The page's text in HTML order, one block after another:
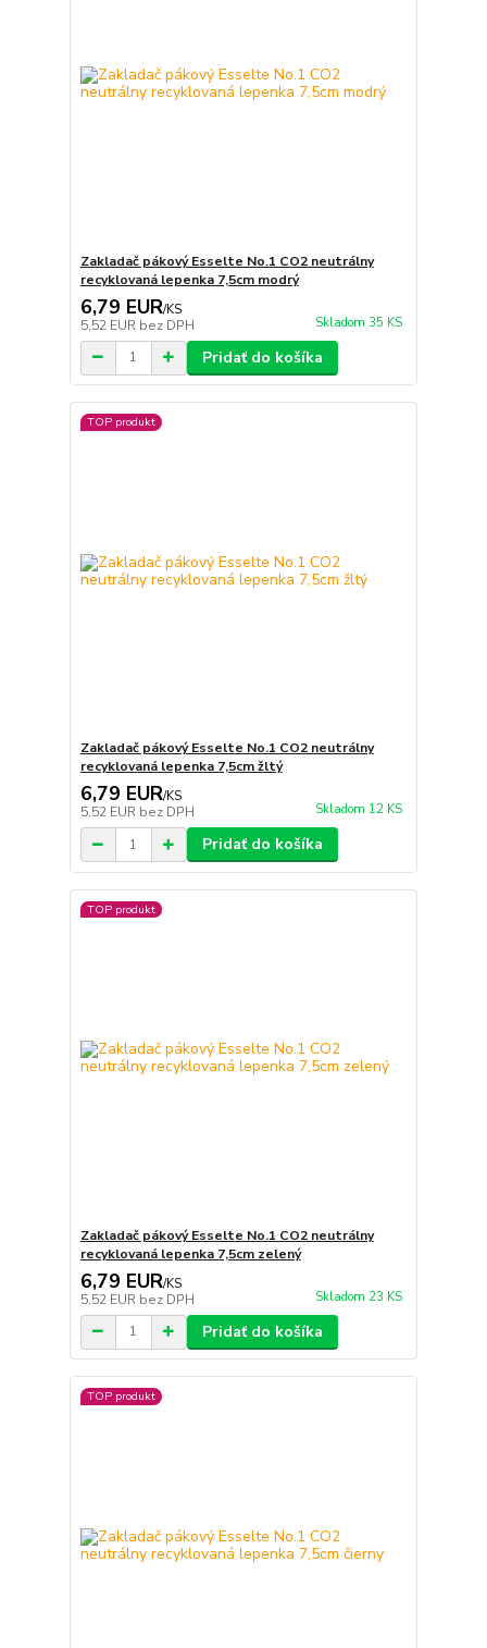
Zakladač pákový Esselte No.1 CO2 neutrálny
recyklovaná lepenka 7,5cm modrý
6,79 EUR/KS
5,52 EUR bez DPH Skladom 35 KS
Pridať do košíka
TOP produkt
Zakladač pákový Esselte No.1 CO2 neutrálny
recyklovaná lepenka 7,5cm žltý
6,79 EUR/KS
5,52 EUR bez DPH Skladom 12 KS
Pridať do košíka
TOP produkt
Zakladač pákový Esselte No.1 CO2 neutrálny
recyklovaná lepenka 7,5cm zelený
6,79 EUR/KS
5,52 EUR bez DPH Skladom 23 KS
Pridať do košíka
TOP produkt